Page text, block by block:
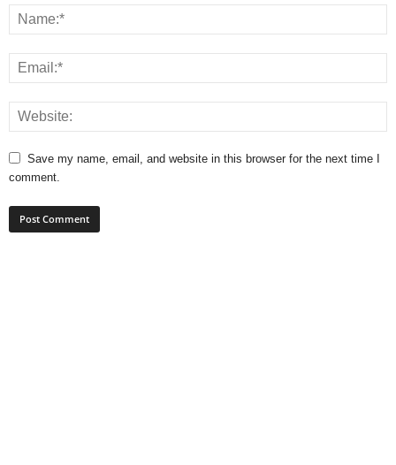
Save my name, email, and website in this browser for the next time I
comment.